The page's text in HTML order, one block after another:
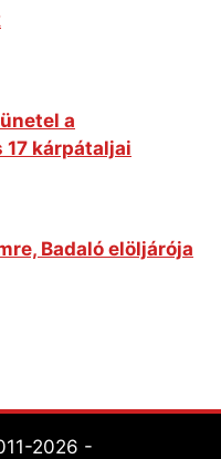
a
kárpátaljai
Badaló elöljárója
2026 -